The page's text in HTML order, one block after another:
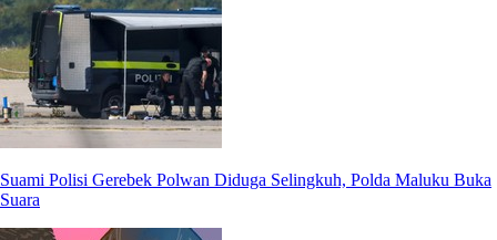
Suami Polisi Gerebek Polwan Diduga Selingkuh, Polda Maluku Buka
Suara